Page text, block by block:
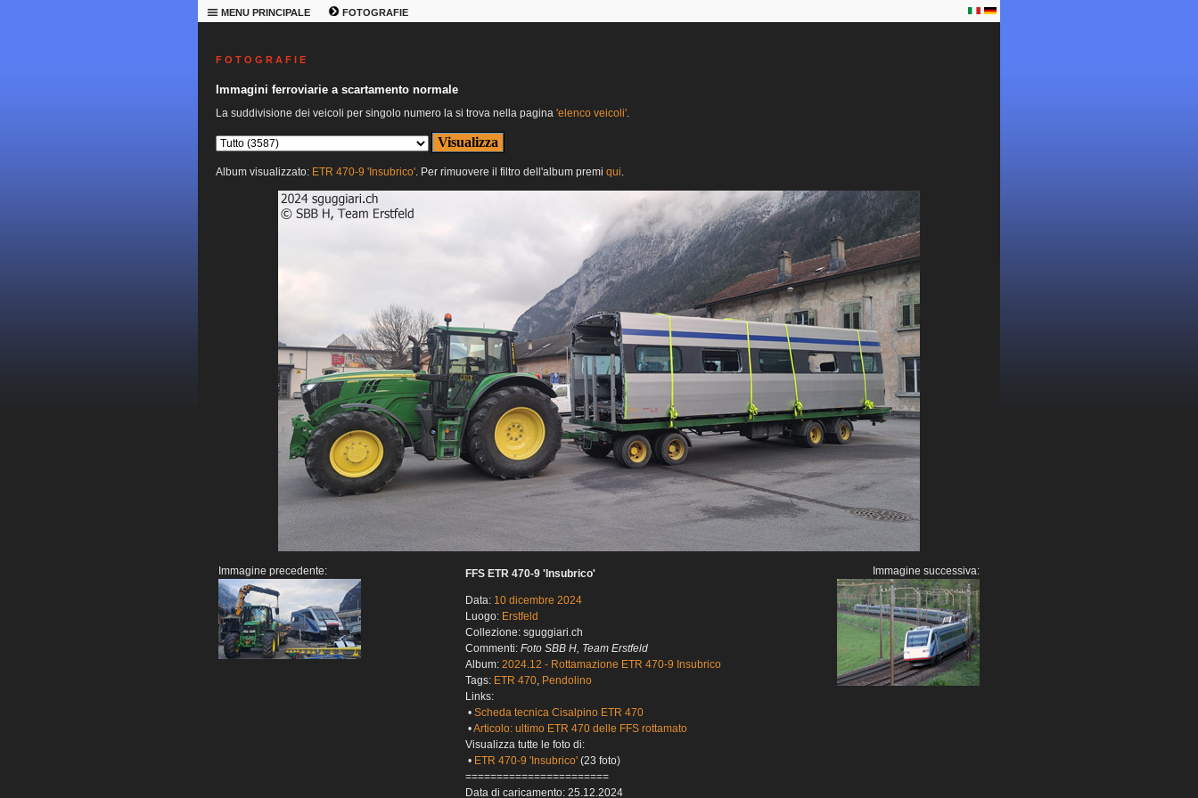
MENU PRINCIPALE FOTOGRAFIE
F O T O G R A F I E
Immagini ferroviarie a scartamento normale
La suddivisione dei veicoli per singolo numero la si trova nella pagina 'elenco veicoli'.
Album visualizzato: ETR 470-9 'Insubrico'. Per rimuovere il filtro dell'album premi qui.
Immagine precedente: FFS ETR 470-9 'Insubrico'
Data: 10 dicembre 2024
Luogo: Erstfeld
Collezione: sguggiari.ch
Commenti: Foto SBB H, Team Erstfeld
Album: 2024.12 - Rottamazione ETR 470-9 Insubrico
Tags: ETR 470, Pendolino
Links:
• Scheda tecnica Cisalpino ETR 470
•Articolo: ultimo ETR 470 delle FFS rottamato
Visualizza tutte le foto di:
• ETR 470-9 'Insubrico' (23 foto)
=======================
Data di caricamento: 25.12.2024
Immagine successiva: